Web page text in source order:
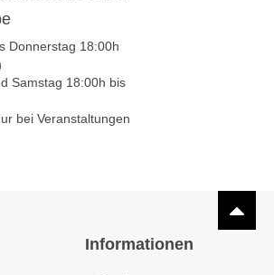
Donnerstag 18:00h
Samstag 18:00h bis
bei Veranstaltungen
Informationen